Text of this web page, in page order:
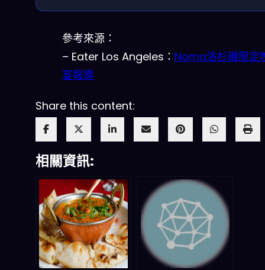
參考來源：
– Eater Los Angeles： Noma洛杉磯限定
宴報導
Share this content:
相關資訊: